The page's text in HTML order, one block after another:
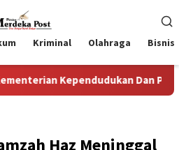
Kriminal Olahraga Bisnis
Dan Pembangunan
Haz Meninggal